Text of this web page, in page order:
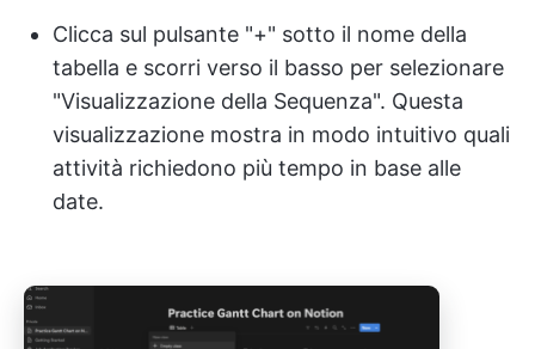
Clicca sul pulsante "+" sotto il nome della
tabella e scorri verso il basso per selezionare
"Visualizzazione della Sequenza". Questa
visualizzazione mostra in modo intuitivo quali
attività richiedono più tempo in base alle
date.